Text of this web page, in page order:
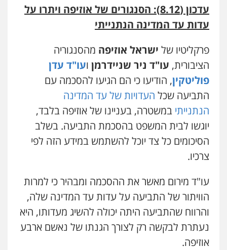
אסירים
0587604050
עו"ד שאדי כבהא
פלילי עורכי דין לענייני אסירים
0525556970
פלילי צווארון לבן עבירות בטחוניות מעצרים
וחקירות
0524122241
ייעוץ לעורכי דין
0507061374
עו"ד קארין לגטיוי
פלילי פשיעה חמורה מעצרים וחקירות
עדכון (8.12): הסנגורים של אוזיפה ויתרו על
עדות עד המדינה הנתנייתי
פרקליטיו של ישראל אוזיפה מהסנגוריה
הציבורית, עו"ד ניר שניידרמן ועו"ד עדן
פוליטקין, הודיעו כי הם הגיעו להסכמה עם
התביעה שכל העדויות של עד המדינה
הנתנייתי במשטרה, בעניינו של אוזיפה בלבד,
יוגשו לבית המשפט בהסכמת התביעה. בשלב
הסיכומים כל צד יוכל להשתמש במידע הזה לפי
צרכיו.
עו"ד מירום מאשר את ההסכמה ומבהיר כי למרות
הוויתור של התביעה על עדות עד המדינה שלה,
והרווח שהתביעה היתה יכולה להשיג מעדותו, היא
נעתרת לבקשה רק לצורך הגנתו של נאשם ארבע
אוזיפה.